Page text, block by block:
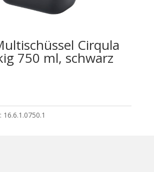
Cirqula
750 ml, schwarz
16.6.1.0750.1